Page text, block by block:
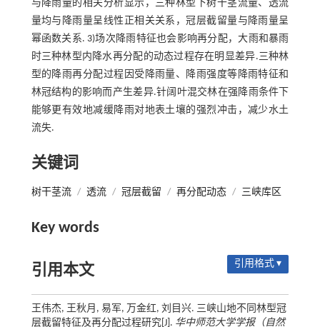
与降雨量的相关分析显示，三种林型下树干茎流量、透流
量均与降雨量呈线性正相关关系，冠层截留量与降雨量呈
幂函数关系. 3)场次降雨特征也会影响再分配，大雨和暴雨
时三种林型内降水再分配的动态过程存在明显差异.三种林
型的降雨再分配过程因受降雨量、降雨强度等降雨特征和
林冠结构的影响而产生差异.针阔叶混交林在强降雨条件下
能够更有效地减缓降雨对地表土壤的强烈冲击，减少水土
流失.
关键词
树干茎流 / 透流 / 冠层截留 / 再分配动态 / 三峡库区
Key words
引用本文 引用格式 ▾
王伟杰, 王秋月, 易军, 万金红, 刘目兴. 三峡山地不同林型冠
层截留特征及再分配过程研究[J]. 华中师范大学学报（自然